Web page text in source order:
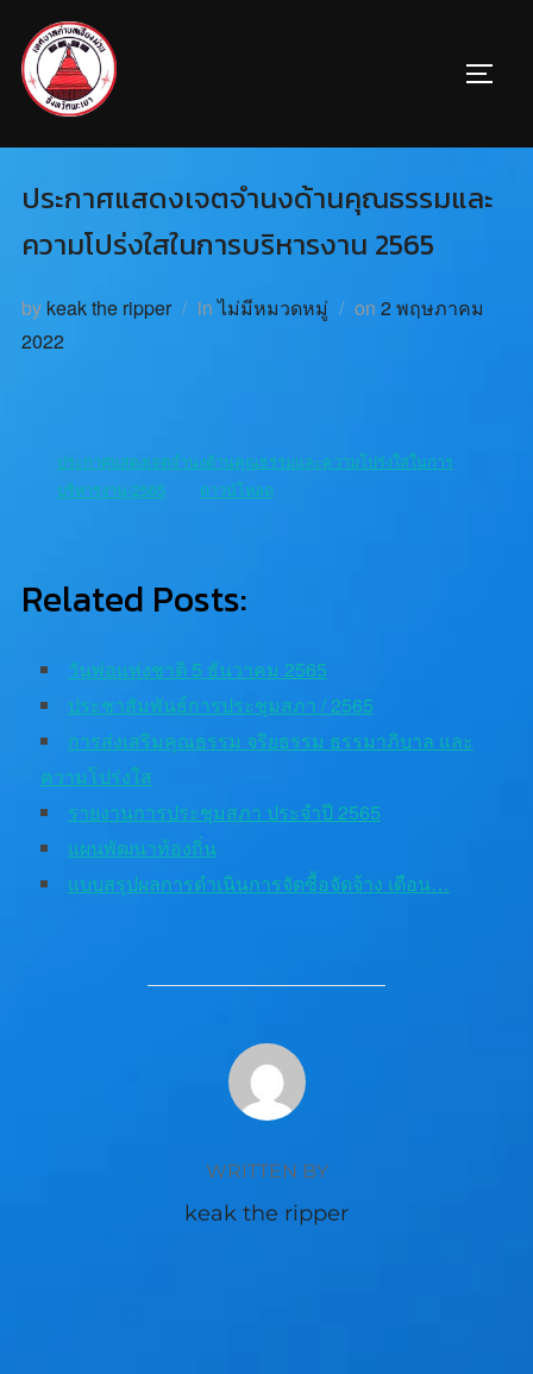
ประกาศแสดงเจตจำนงด้านคุณธรรมและ
ความโปร่งใสในการบริหารงาน 2565
by keak the ripper inไม่มีหมวดหมู่ on 2 พฤษภาคม
2022
ประกาศแสดงเจตจำนงด้านคุณธรรมและความโปร่งใสในการ
บริหารงาน-2565
ดาวน์โหลด
Related Posts:
วันพ่อแห่งชาติ 5 ธันวาคม 2565
ประชาสัมพันธ์การประชุมสภา / 2565
การส่งเสริมคุณธรรม จริยธรรม ธรรมาภิบาล และ
ความโปร่งใส
รายงานการประชุมสภา ประจำปี 2565
แผนพัฒนาท้องถิ่น
เเบบสรุปผลการดำเนินการจัดซื้อจัดจ้าง เดือน…
POST AUTHOR
WRITTEN BY
keak the ripper